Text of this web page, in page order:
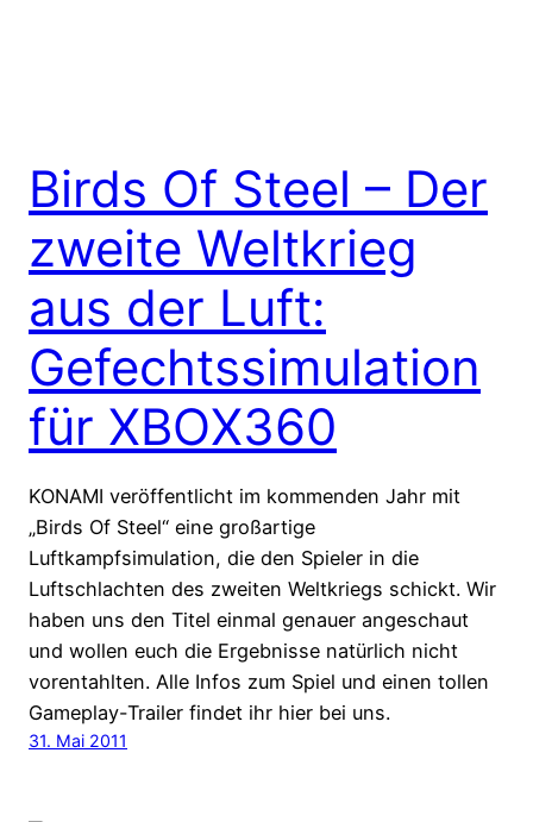
Birds Of Steel – Der
zweite Weltkrieg
aus der Luft:
Gefechtssimulation
für XBOX360
KONAMI veröffentlicht im kommenden Jahr mit
„Birds Of Steel“ eine großartige
Luftkampfsimulation, die den Spieler in die
Luftschlachten des zweiten Weltkriegs schickt. Wir
haben uns den Titel einmal genauer angeschaut
und wollen euch die Ergebnisse natürlich nicht
vorentahlten. Alle Infos zum Spiel und einen tollen
Gameplay-Trailer findet ihr hier bei uns.
31. Mai 2011